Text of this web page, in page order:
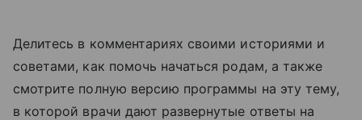
Делитесь в комментариях своими историями и
советами, как помочь начаться родам, а также
смотрите полную версию программы на эту тему,
в которой врачи дают развернутые ответы на